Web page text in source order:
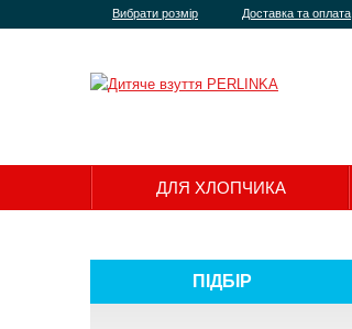
Вибрати розмір Доставка та оплата
ДЛЯ ХЛОПЧИКА
ПІДБІР